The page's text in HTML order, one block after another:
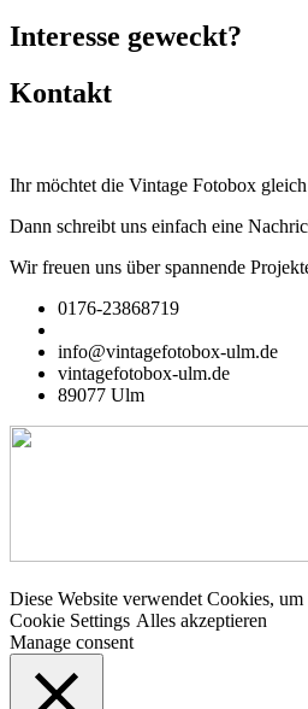
Interesse geweckt?
Kontakt
Ihr möchtet die Vintage Fotobox
Dann schreibt uns einfach eine
Wir freuen uns über spannende
0176-23868719
info@vintagefotobox-ulm.de
vintagefotobox-ulm.de
89077 Ulm
Diese Website verwendet Cookies,
Cookie Settings Alles akzeptieren
Manage consent